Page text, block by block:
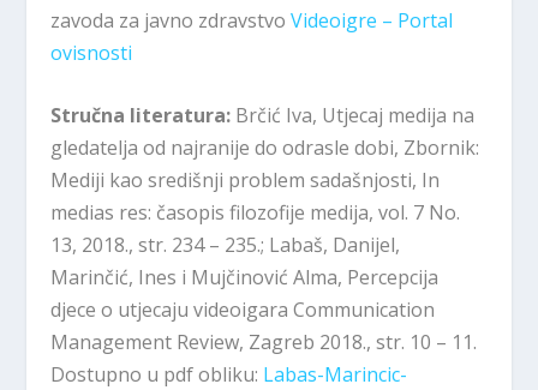
zavoda za javno zdravstvoVideoigre – Portal
ovisnosti
Stručna literatura: Brčić Iva, Utjecaj medija na
gledatelja od najranije do odrasle dobi, Zbornik:
Mediji kao središnji problem sadašnjosti, In
medias res: časopis filozofije medija, vol. 7 No.
13, 2018., str. 234 – 235.; Labaš, Danijel,
Marinčić, Ines i Mujčinović Alma, Percepcija
djece o utjecaju videoigara Communication
Management Review, Zagreb 2018., str. 10 – 11.
Dostupno u pdf obliku: Labas-Marincic-